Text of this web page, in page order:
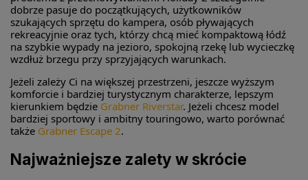
dobrze pasuje do początkujących, użytkowników
szukających sprzętu do kampera, osób pływających
rekreacyjnie oraz tych, którzy chcą mieć kompaktową łódź
na szybkie wypady na jezioro, spokojną rzekę lub wycieczkę
wzdłuż brzegu przy sprzyjających warunkach.
Jeżeli zależy Ci na większej przestrzeni, jeszcze wyższym
komforcie i bardziej turystycznym charakterze, lepszym
kierunkiem będzie Grabner Riverstar. Jeżeli chcesz model
bardziej sportowy i ambitny touringowo, warto porównać
także Grabner Escape 2.
Najważniejsze zalety w skrócie